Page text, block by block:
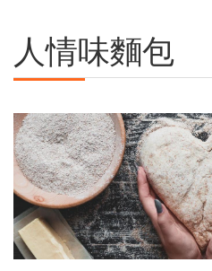
人情味麵包